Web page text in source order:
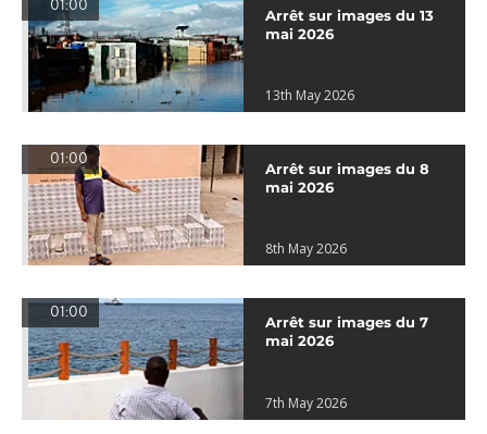
01:00
Arrêt sur images du 13
mai 2026
13th May 2026
01:00
Arrêt sur images du 8
mai 2026
8th May 2026
01:00
Arrêt sur images du 7
mai 2026
7th May 2026